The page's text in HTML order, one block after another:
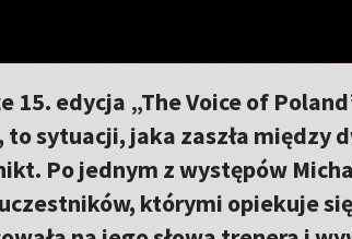
15. edycja „The Voice of
to sytuacji, jaka zaszła między
Po jednym z występów
którymi opiekuje